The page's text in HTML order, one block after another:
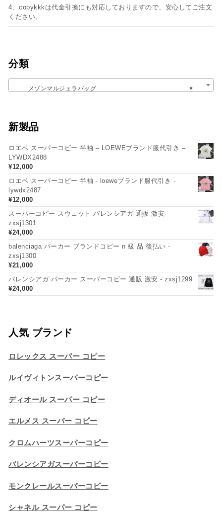
4、copykkkは代金引換にも対応しておりますので、安心してご注文
ください。
分類
×
メゾンマルジェラバッグ
新製品
ロエベ スーパーコピー 半袖 – LOEWEブランド服代引き –
LYWDX2488
¥12,000
ロエベ スーパーコピー 半袖 - loeweブランド服代引き -
lywdx2487
¥12,000
スーパーコピー スウェット バレンシアガ 通販 激安 -
zxsj1301
¥24,000
balenciaga パーカー ブランドコピー n 級 品 後払い -
zxsj1300
¥21,000
バレンシアガ パーカー スーパーコピー 通販 激安 - zxsj1299
¥24,000
人気 ブランド
ロレックス スーパー コピー
ルイヴィトンスーパーコピー
ディオール スーパー コピー
エルメス スーパー コピー
クロムハーツスーパーコピー
バレンシアガスーパーコピー
モンクレールスーパーコピー
シャネル スーパー コピー